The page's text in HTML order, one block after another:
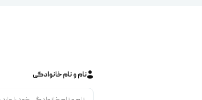
نام و نام خانوادگی